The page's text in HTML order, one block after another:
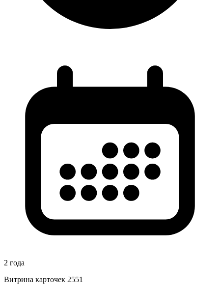
2 года
Витрина карточек 2551